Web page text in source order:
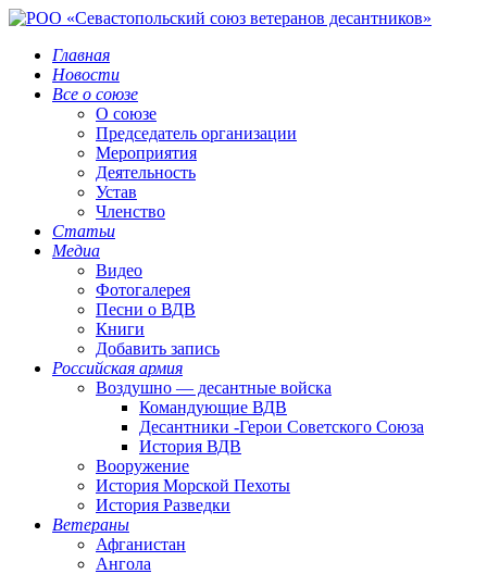
Главная
Новости
Все о союзе
О союзе
Председатель организации
Мероприятия
Деятельность
Устав
Членство
Статьи
Медиа
Видео
Фотогалерея
Песни о ВДВ
Книги
Добавить запись
Российская армия
Воздушно — десантные войска
Командующие ВДВ
Десантники -Герои Советского Союза
История ВДВ
Вооружение
История Морской Пехоты
История Разведки
Ветераны
Афганистан
Ангола